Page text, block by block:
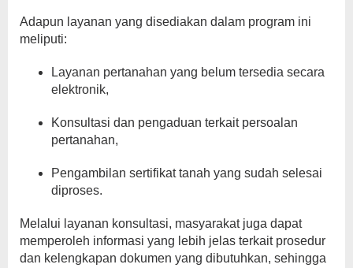
Adapun layanan yang disediakan dalam program ini
meliputi:
Layanan pertanahan yang belum tersedia secara
elektronik,
Konsultasi dan pengaduan terkait persoalan
pertanahan,
Pengambilan sertifikat tanah yang sudah selesai
diproses.
Melalui layanan konsultasi, masyarakat juga dapat
memperoleh informasi yang lebih jelas terkait prosedur
dan kelengkapan dokumen yang dibutuhkan, sehingga